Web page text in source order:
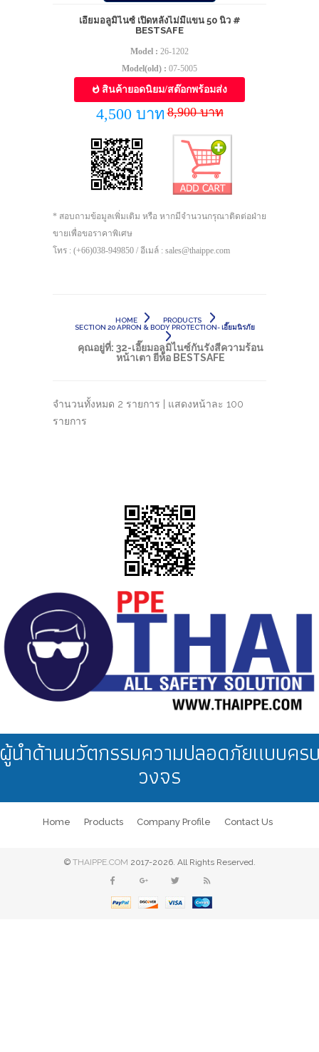
เอี๊ยมอลูมิไนซ์ เปิดหลังไม่มีแขน 50 นิ้ว #
BESTSAFE
Model : 26-1202
Model(old) : 07-5005
สินค้ายอดนิยม/สต๊อกพร้อมส่ง
4,500 บาท 8,900 บาท
* สอบถามข้อมูลเพิ่มเติม หรือ หากมีจำนวนกรุณาติดต่อฝ่าย
ขายเพื่อขอราคาพิเศษ
โทร : (+66)038-949850 / อีเมล์ : sales@thaippe.com
HOME
PRODUCTS
SECTION 20 APRON & BODY PROTECTION- เอี๊ยมนิรภัย
คุณอยู่ที่: 32-เอี๊ยมอลูมิไนซ์กันรังสีความร้อน
หน้าเตา ยีห้อ BESTSAFE
จำนวนทั้งหมด 2 รายการ | แสดงหน้าละ 100
รายการ
นำด้านนวัตกรรมความปลอดภัยแบบคร
วงจร
Home Products Company Profile Contact Us
© THAIPPE.COM 2017-2026. All Rights Reserved.